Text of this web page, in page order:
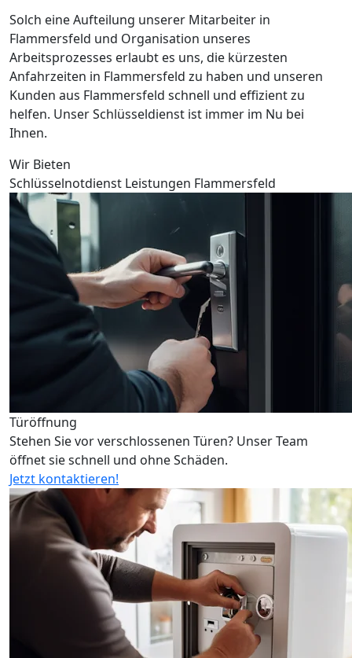
Solch eine Aufteilung unserer Mitarbeiter in
Flammersfeld und Organisation unseres
Arbeitsprozesses erlaubt es uns, die kürzesten
Anfahrzeiten in Flammersfeld zu haben und unseren
Kunden aus Flammersfeld schnell und effizient zu
helfen. Unser Schlüsseldienst ist immer im Nu bei
Ihnen.
Wir Bieten
Schlüsselnotdienst Leistungen Flammersfeld
Türöffnung
Stehen Sie vor verschlossenen Türen? Unser Team
öffnet sie schnell und ohne Schäden.
Jetzt kontaktieren!